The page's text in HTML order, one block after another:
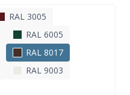
RAL 3005
RAL 6005
RAL 8017
RAL 9003